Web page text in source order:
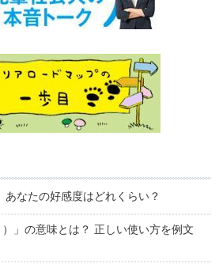
あなたの好感度はどれくらい？
）」の意味とは？ 正しい使い方を例文